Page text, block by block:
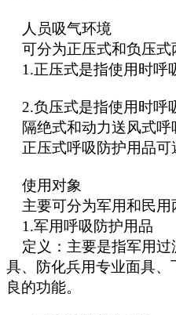
人员吸气环境
可分为正压式和负压式
1.正压式是指使用时呼
2.负压式是指使用时呼
隔绝式和动力送风式呼
正压式呼吸防护用品可
使用对象
主要可分为军用和民用
1.军用呼吸防护用品
定义：主要是指军用过
具、防化兵用专业面具
良的功能。